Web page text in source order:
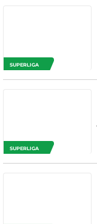
SUPERLIGA
SUPERLIGA